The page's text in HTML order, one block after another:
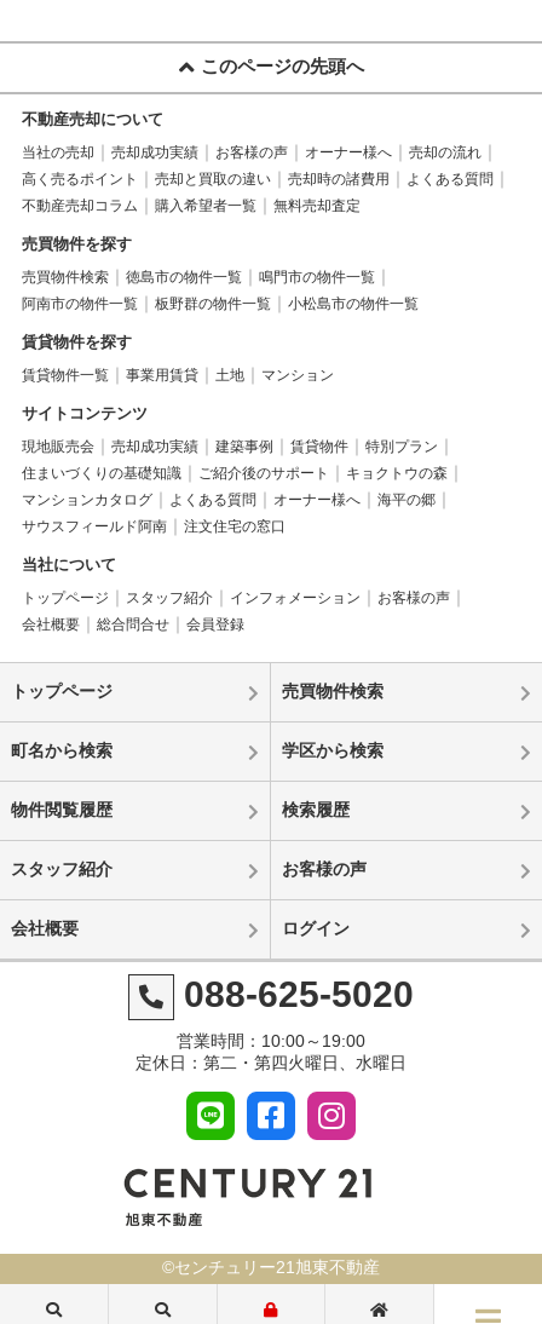
このページの先頭へ
不動産売却について
当社の売却 売却成功実績 お客様の声 オーナー様へ
売却の流れ
高く売るポイント
売却と買取の違い 売却時の諸費用
よくある質問
不動産売却コラム
購入希望者一覧 無料売却査定
売買物件を探す
売買物件検索 徳島市の物件一覧
鳴門市の物件一覧
阿南市の物件一覧
板野群の物件一覧 小松島市の物件一覧
賃貸物件を探す
賃貸物件一覧 事業用賃貸 土地 マンション
サイトコンテンツ
現地販売会 売却成功実績 建築事例 賃貸物件
特別プラン
住まいづくりの基礎知識
ご紹介後のサポート
キョクトウの森
マンションカタログ
よくある質問 オーナー様へ
海平の郷
サウスフィールド阿南
注文住宅の窓口
当社について
トップページ スタッフ紹介 インフォメーション
お客様の声
会社概要
総合問合せ 会員登録
トップページ 売買物件検索
町名から検索 学区から検索
物件閲覧履歴 検索履歴
スタッフ紹介 お客様の声
会社概要 ログイン
088-625-5020
営業時間：10:00～19:00
定休日：第二・第四火曜日、水曜日
©センチュリー21旭東不動産